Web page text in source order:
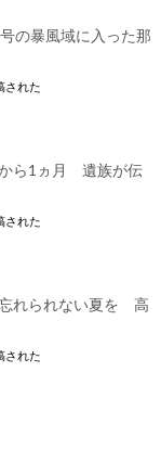
の暴風域に入った那
された
ら1ヵ月 遺族が伝
された
れられない夏を 高
された